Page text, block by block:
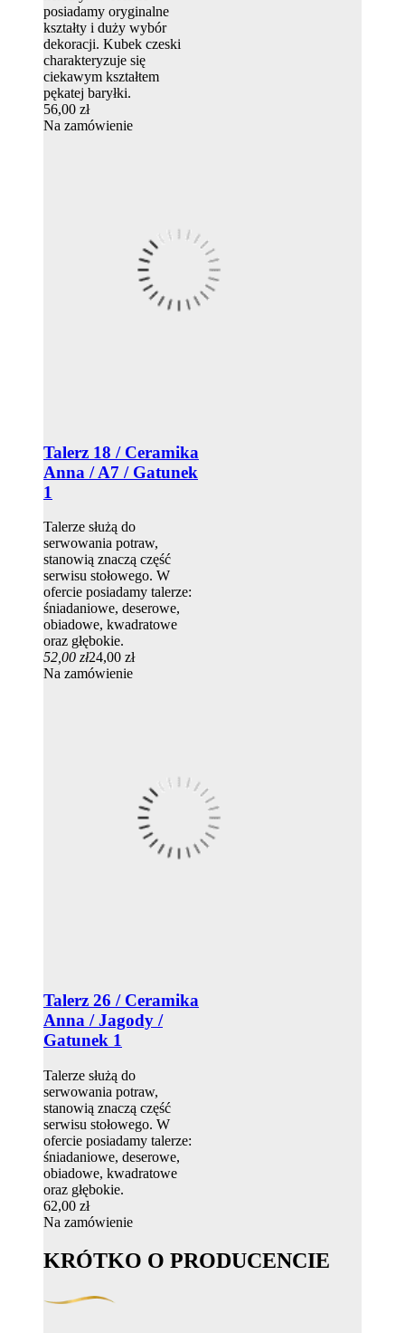
posiadamy oryginalne
kształty i duży wybór
dekoracji. Kubek czeski
charakteryzuje się
ciekawym kształtem
pękatej baryłki.
56,00 zł
Na zamówienie
Talerz 18 / Ceramika
Anna / A7 / Gatunek
1
Talerze służą do
serwowania potraw,
stanowią znaczą część
serwisu stołowego. W
ofercie posiadamy talerze:
śniadaniowe, deserowe,
obiadowe, kwadratowe
oraz głębokie.
52,00 zł24,00 zł
Na zamówienie
Talerz 26 / Ceramika
Anna / Jagody /
Gatunek 1
Talerze służą do
serwowania potraw,
stanowią znaczą część
serwisu stołowego. W
ofercie posiadamy talerze:
śniadaniowe, deserowe,
obiadowe, kwadratowe
oraz głębokie.
62,00 zł
Na zamówienie
KRÓTKO O PRODUCENCIE